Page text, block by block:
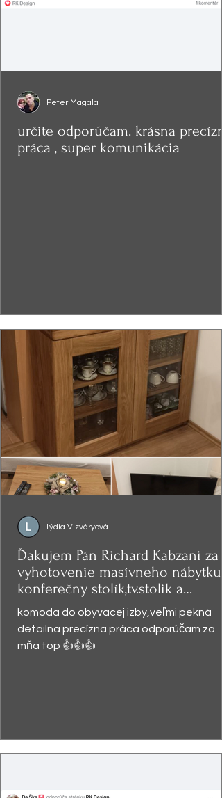
určite odporúčam. krásna
práca , super komunikácia
Peter Magala
Ďakujem Pán Richard Kabzani za
vyhotovenie masívneho nábytku -
konferečny stolík,tv.stolik a
presklená
komoda do obývacej izby,veľmi pekná
detailna precízna práca odporúčam za
mňa top 👍👍👍
Lýdia Vizváryová